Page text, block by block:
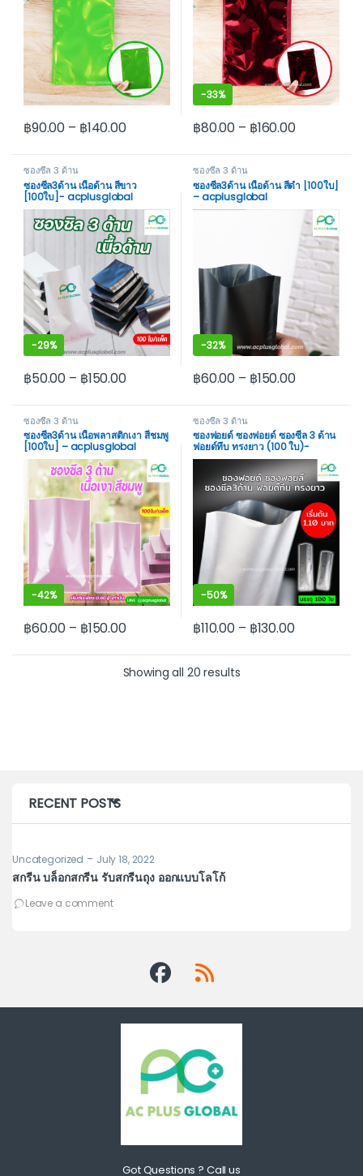
฿90.00 – ฿140.00
This product has multiple variants. The options may be
-33%
฿80.00 – ฿160.00
This product has multiple
ซองซีล 3 ด้าน
ซองซีล3ด้าน เนื้อด้าน สีขาว
[100ใบ]- acplusglobal
-29%
฿50.00 – ฿150.00
This product has multiple variants. The options may be
ซองซีล 3 ด้าน
ซองซีล3ด้าน เนื้อด้าน สีดำ [100ใบ]
– acplusglobal
-32%
฿60.00 – ฿150.00
This product has multiple
ซองซีล 3 ด้าน
ซองซีล3ด้าน เนื้อพลาสติกเงา สีชมพู
[100ใบ] – acplusglobal
-42%
฿60.00 – ฿150.00
This product has multiple variants. The options may be
ซองซีล 3 ด้าน
ซองฟอยด์ ซองฟอยด์ ซองซีล 3 ด้าน
ฟอยด์ทึบ ทรงยาว (100 ใบ)-
acplusglobal
-50%
฿110.00 – ฿130.00
This product has multiple
Showing all 20 results
RECENT POSTS
Uncategorized - July 18, 2022
สกรีน บล็อกสกรีน รับสกรีนถุง ออกแบบโลโก้
Leave a comment
Got Questions ? Call us